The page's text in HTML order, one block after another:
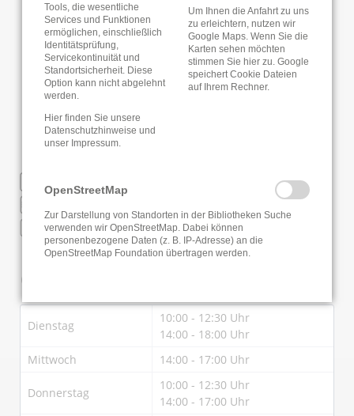
Bibliothek der Dinge
Öffnungszeiten
Dienstag
10:00 - 12:30 Uhr
14:00 - 18:00 Uhr
Mittwoch
14:00 - 17:00 Uhr
Donnerstag
10:00 - 12:30 Uhr
14:00 - 17:00 Uhr
Tools, die wesentliche
Services und Funktionen
ermöglichen, einschließlich
Identitätsprüfung,
Servicekontinuität und
Standortsicherheit. Diese
Option kann nicht abgelehnt
werden.
Hier finden Sie unsere
Datenschutzhinweise und
unser Impressum
Um Ihnen die Anfahrt zu uns
zu erleichtern, nutzen wir
Google Maps. Wenn Sie die
Karten sehen möchten
stimmen Sie hier zu. Google
speichert Cookie Dateien
auf Ihrem Rechner.
OpenStreetMap
Zur Darstellung von Standorten in der Bibliotheken Suche
verwenden wir OpenStreetMap. Dabei können
personenbezogene Daten (z. B. IP-Adresse) an die
OpenStreetMap Foundation übertragen werden.